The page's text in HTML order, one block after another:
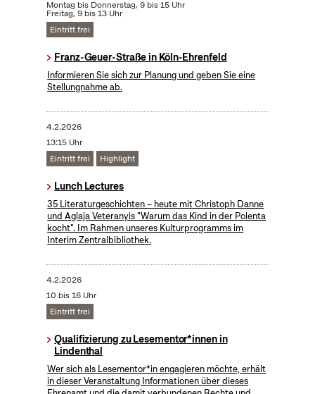
Montag bis Donnerstag, 9 bis 15 Uhr
Freitag, 9 bis 13 Uhr
Eintritt frei
Franz-Geuer-Straße in Köln-Ehrenfeld
Informieren Sie sich zur Planung und geben Sie eine
Stellungnahme ab.
4.2.2026
13:15 Uhr
Eintritt frei
Highlight
Lunch Lectures
35 Literaturgeschichten – heute mit Christoph Danne
und Aglaja Veteranyis "Warum das Kind in der Polenta
kocht". Im Rahmen unseres Kulturprogramms im
Interim Zentralbibliothek.
4.2.2026
10 bis 16 Uhr
Eintritt frei
Qualifizierung zu Lesementor*innen in
Lindenthal
Wer sich als Lesementor*in engagieren möchte, erhält
in dieser Veranstaltung Informationen über dieses